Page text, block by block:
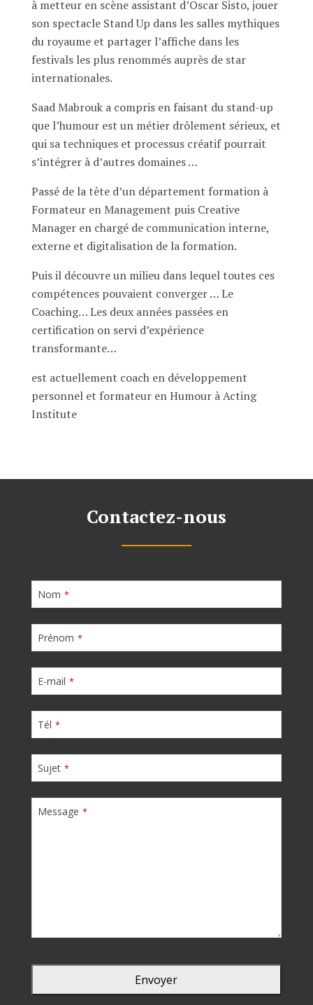
à metteur en scène assistant d’Oscar Sisto, jouer
son spectacle Stand Up dans les salles mythiques
du royaume et partager l’affiche dans les
festivals les plus renommés auprès de star
internationales.
Saad Mabrouk a compris en faisant du stand-up
que l’humour est un métier drôlement sérieux, et
qui sa techniques et processus créatif pourrait
s’intégrer à d’autres domaines …
Passé de la tête d’un département formation à
Formateur en Management puis Creative
Manager en chargé de communication interne,
externe et digitalisation de la formation.
Puis il découvre un milieu dans lequel toutes ces
compétences pouvaient converger … Le
Coaching… Les deux années passées en
certification on servi d’expérience
transformante…
est actuellement coach en développement
personnel et formateur en Humour à Acting
Institute
Contactez-nous
Nom *
Prénom *
E-mail *
Tél *
Sujet *
Message *
Envoyer